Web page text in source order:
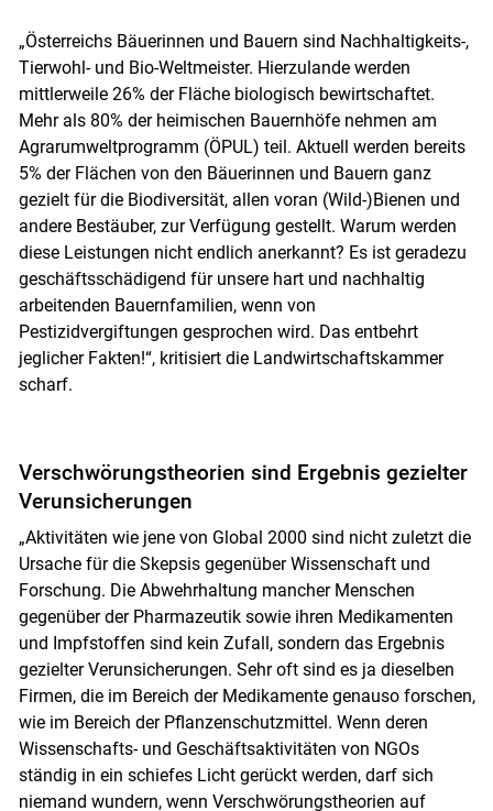
„Österreichs Bäuerinnen und Bauern sind Nachhaltigkeits-,
Tierwohl- und Bio-Weltmeister. Hierzulande werden
mittlerweile 26% der Fläche biologisch bewirtschaftet.
Mehr als 80% der heimischen Bauernhöfe nehmen am
Agrarumweltprogramm (ÖPUL) teil. Aktuell werden bereits
5% der Flächen von den Bäuerinnen und Bauern ganz
gezielt für die Biodiversität, allen voran (Wild-)Bienen und
andere Bestäuber, zur Verfügung gestellt. Warum werden
diese Leistungen nicht endlich anerkannt? Es ist geradezu
geschäftsschädigend für unsere hart und nachhaltig
arbeitenden Bauernfamilien, wenn von
Pestizidvergiftungen gesprochen wird. Das entbehrt
jeglicher Fakten!“, kritisiert die Landwirtschaftskammer
scharf.
Verschwörungstheorien sind Ergebnis gezielter
Verunsicherungen
„Aktivitäten wie jene von Global 2000 sind nicht zuletzt die
Ursache für die Skepsis gegenüber Wissenschaft und
Forschung. Die Abwehrhaltung mancher Menschen
gegenüber der Pharmazeutik sowie ihren Medikamenten
und Impfstoffen sind kein Zufall, sondern das Ergebnis
gezielter Verunsicherungen. Sehr oft sind es ja dieselben
Firmen, die im Bereich der Medikamente genauso forschen,
wie im Bereich der Pflanzenschutzmittel. Wenn deren
Wissenschafts- und Geschäftsaktivitäten von NGOs
ständig in ein schiefes Licht gerückt werden, darf sich
niemand wundern, wenn Verschwörungstheorien auf